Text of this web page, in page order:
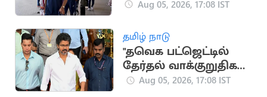
இந்திய கிரிக்கெட்
Aug 05, 2026, 17:08 IST
தமிழ் நாடு
"தவெக பட்ஜெட்டில்
தேர்தல் வாக்குறுதிகள்
இடம்பெறவில்லை"..
Aug 05, 2026, 17:08 IST